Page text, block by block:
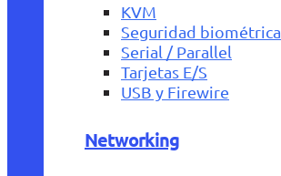
KVM
Seguridad biométrica
Serial / Parallel
Tarjetas E/S
USB y Firewire
Networking